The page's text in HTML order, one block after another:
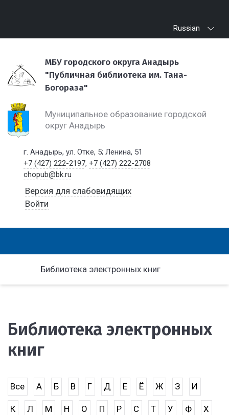
Russian
МБУ городского округа Анадырь
"Публичная библиотека им. Тана-
Богораза"
Муниципальное образование городской
округ Анадырь
г. Анадырь, ул. Отке, 5; Ленина, 51
+7 (427) 222-2197,+7 (427) 222-2708
chopub@bk.ru
Версия для слабовидящих
Войти
Библиотека электронных книг
Библиотека электронных
книг
Все А Б В Г Д Е Ё Ж З И
К Л М Н О П Р С Т У Ф Х